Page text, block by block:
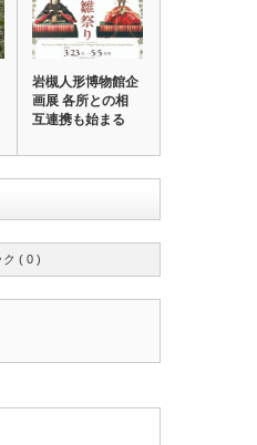
岩槻人形博物館企
画展 各所との相
互連携も始まる
ク ( 0 )